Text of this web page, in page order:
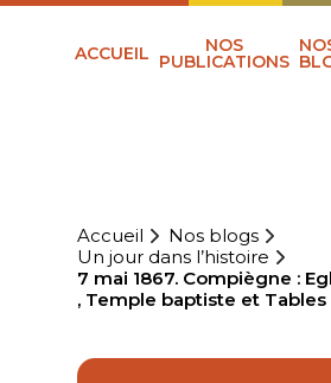
ACCUEIL NOS
PUBLICATIONS
Accueil
Nos blogs
Un jour dans l’histoire
7 mai 1867. Compiègne :
, Temple baptiste et Tables